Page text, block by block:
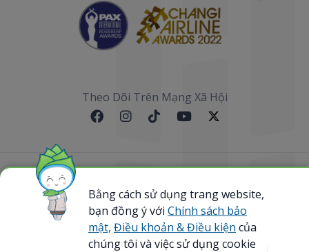
Theo Dõi Trên Mạng Xã Hội
Sơ đồ website
@ 2023 Bamboo Airways Copyright. All Rights
Reserved.
Business Registration Code: 0107867370
Bằng cách sử dụng trang website,
bạn đồng ý với Chính sách bảo
mật, Điều khoản & Điều kiện của
chúng tôi và việc sử dụng cookie